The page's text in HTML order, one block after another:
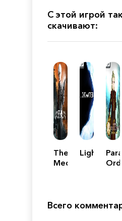
С этой игрой
скачивают:
The
Medium
Lightmatter
Всего